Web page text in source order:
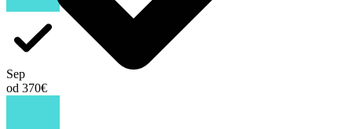
Sep
od 370€